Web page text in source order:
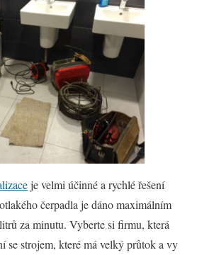
je velmi účinné a rychlé řešení
čerpadla je dáno maximálním
za minutu. Vyberte si firmu, která
se strojem, které má velký průtok a vy